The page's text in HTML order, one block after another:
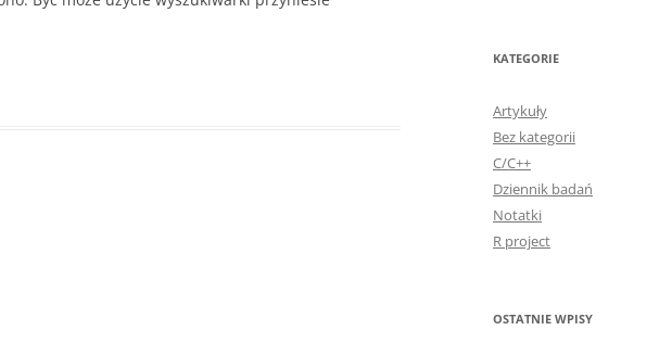
KATEGORIE
Artykuły
Bez kategorii
C/C++
Dziennik badań
Notatki
R project
OSTATNIE WPISY